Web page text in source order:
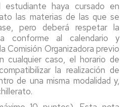
haya cursado en
las materias de las que se
pero deberá respetar la
conforme al calendario y
Comisión Organizadora previo
cualquier caso, el horario de
la realización de
de una misma modalidad y,